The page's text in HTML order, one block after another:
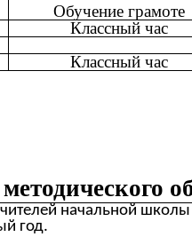
Обучение грамоте
Классный час
Классный час
начальной школы
год.